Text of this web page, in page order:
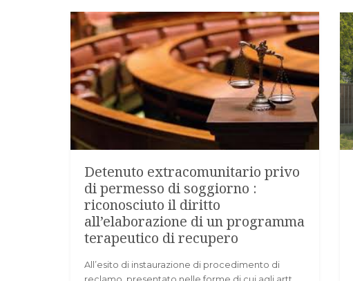
Detenuto extracomunitario privo
di permesso di soggiorno :
riconosciuto il diritto
all’elaborazione di un programma
terapeutico di recupero
All’esito di instaurazione di procedimento di